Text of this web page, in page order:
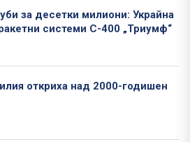
за десетки милиони: Украйна
системи С-400 „Триумф“
откриха над 2000-годишен